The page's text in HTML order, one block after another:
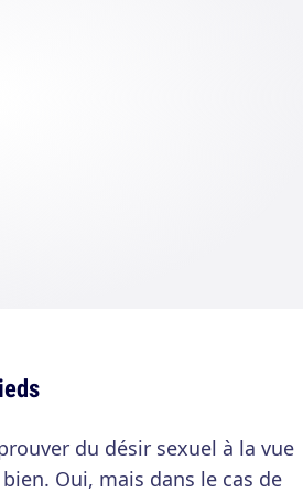
du désir sexuel à la vue
Oui, mais dans le cas de